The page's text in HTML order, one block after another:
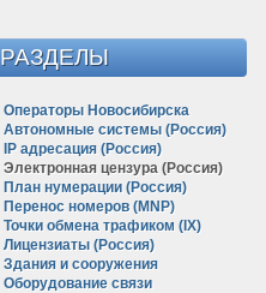
РАЗДЕЛЫ
Операторы Новосибирска
Автономные системы (Россия)
IP адресация (Россия)
Электронная цензура (Россия)
План нумерации (Россия)
Перенос номеров (MNP)
Точки обмена трафиком (IX)
Лицензиаты (Россия)
Здания и сооружения
Оборудование связи